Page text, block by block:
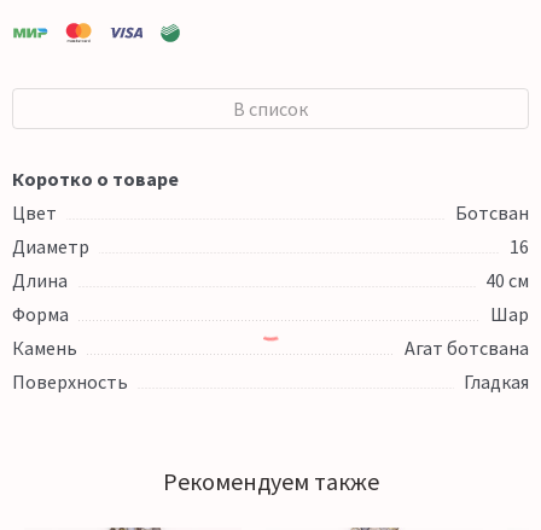
В список
Коротко о товаре
Цвет
Ботсван
Диаметр
16
Длина
40 см
Форма
Шар
Камень
Агат ботсвана
Поверхность
Гладкая
Рекомендуем также